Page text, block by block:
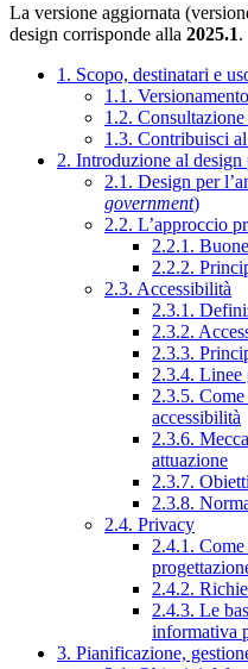
La versione aggiornata
design corrisponde alla 2025.1.
1. Scopo, destinatari e
1.1.
1.2.
1.3. Contribuisci
2. Introduzione al
2.1. Design per
government)
2.2. L’approccio
2.2.1.
2.2.2.
2.3. Accessibilità
2.3.1.
2.3.2.
2.3.3.
2.3.4. Linee
2.3.5.
accessibilità
2.3.6.
attuazione
2.3.7.
2.3.8.
2.4. Privacy
2.4.1.
2.4.2.
2.4.3. Le
informativa
3. Pianificazione,